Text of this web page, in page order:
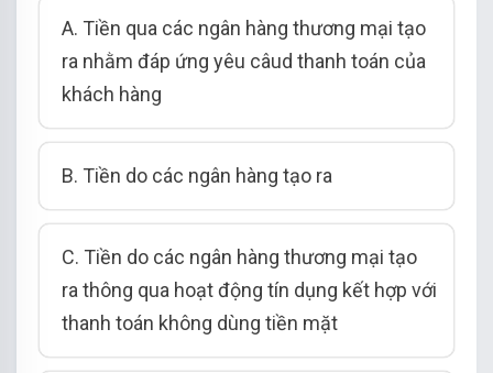
A. Tiền qua các ngân hàng thương mại tạo
ra nhằm đáp ứng yêu câud thanh toán của
khách hàng
B. Tiền do các ngân hàng tạo ra
C. Tiền do các ngân hàng thương mại tạo
ra thông qua hoạt động tín dụng kết hợp với
thanh toán không dùng tiền mặt